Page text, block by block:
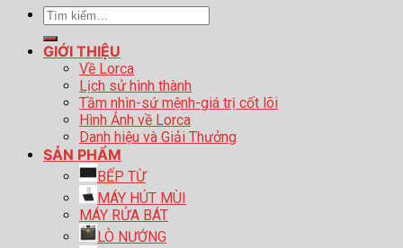
Tìm
kiếm:
GIỚI THIỆU
Về Lorca
Lịch sử hình thành
Tầm nhìn-sứ mệnh-giá trị cốt lõi
Hình Ảnh về Lorca
Danh hiệu và Giải Thưởng
SẢN PHẨM
BẾP TỪ
MÁY HÚT MÙI
MÁY RỬA BÁT
LÒ NƯỚNG